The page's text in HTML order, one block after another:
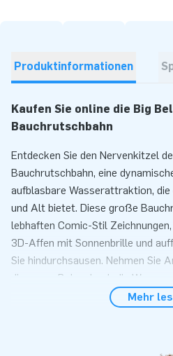
Produktinformationen
Kaufen Sie online die Big
Bauchrutschbahn
Entdecken Sie den Nervenkitzel
Bauchrutschbahn, eine
aufblasbare Wasserattraktion,
und Alt bietet. Diese große
lebhaften Comic-Stil
3D-Affen mit Sonnenbrille und
Sie hindurchsausen. Nehmen Sie
die nasse Bahn, durch die
Planschbecken am Ende der
Mehr